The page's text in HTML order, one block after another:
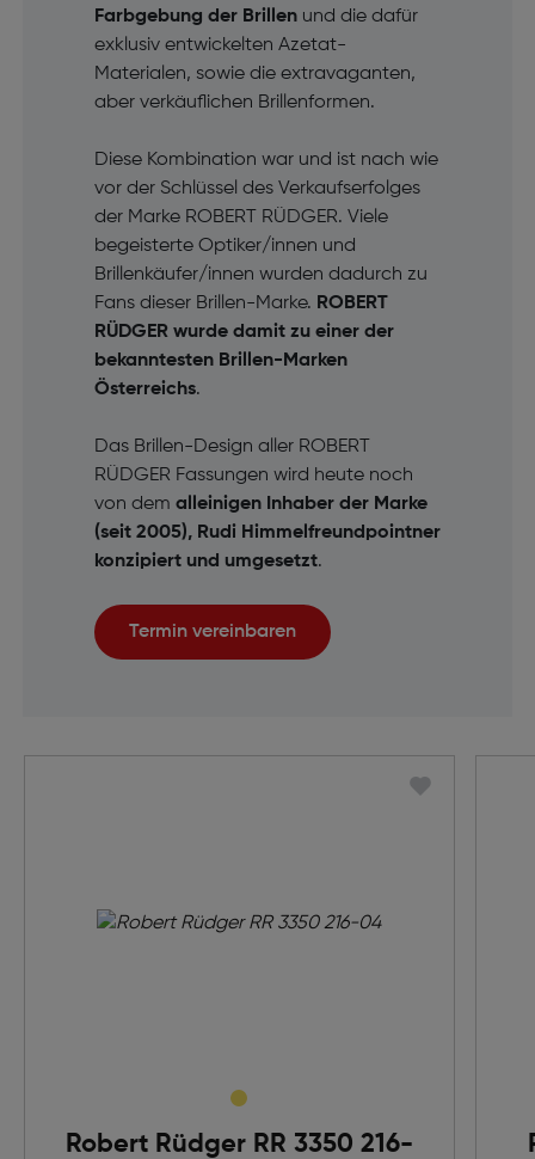
Farbgebung der Brillenund die dafür
exklusiv entwickelten Azetat-
Materialen, sowie die extravaganten,
aber verkäuflichen Brillenformen.
Diese Kombination war und ist nach wie
vor der Schlüssel des Verkaufserfolges
der Marke ROBERT RÜDGER. Viele
begeisterte Optiker/innen und
Brillenkäufer/innen wurden dadurch zu
Fans dieser Brillen-Marke. ROBERT
RÜDGER wurde damit zu einer der
bekanntesten Brillen-Marken
Österreichs.
Das Brillen-Design aller ROBERT
RÜDGER Fassungen wird heute noch
von dem alleinigen Inhaber der Marke
(seit 2005), Rudi Himmelfreundpointner
konzipiert und umgesetzt.
Termin vereinbaren
Robert Rüdger RR 3350 216-